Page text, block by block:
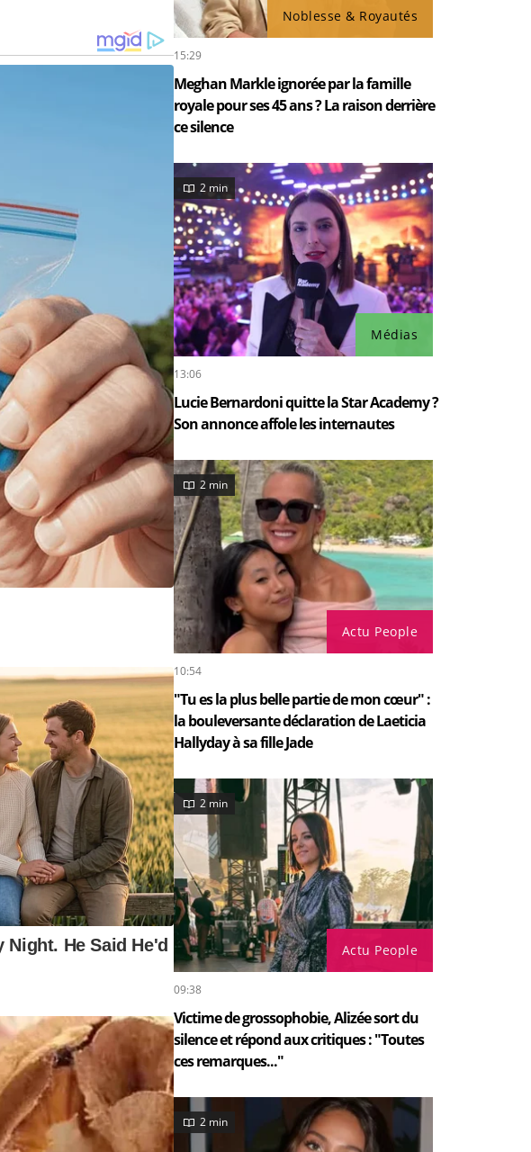
Noblesse & Royautés
15:29
Meghan Markle ignorée par la famille
royale pour ses 45 ans ? La raison derrière
ce silence
Médias
2 min
13:06
Lucie Bernardoni quitte la Star Academy ?
Son annonce affole les internautes
Actu People
2 min
10:54
"Tu es la plus belle partie de mon cœur" :
la bouleversante déclaration de Laeticia
Hallyday à sa fille Jade
Actu People
2 min
09:38
Victime de grossophobie, Alizée sort du
silence et répond aux critiques : "Toutes
ces remarques..."
2 min